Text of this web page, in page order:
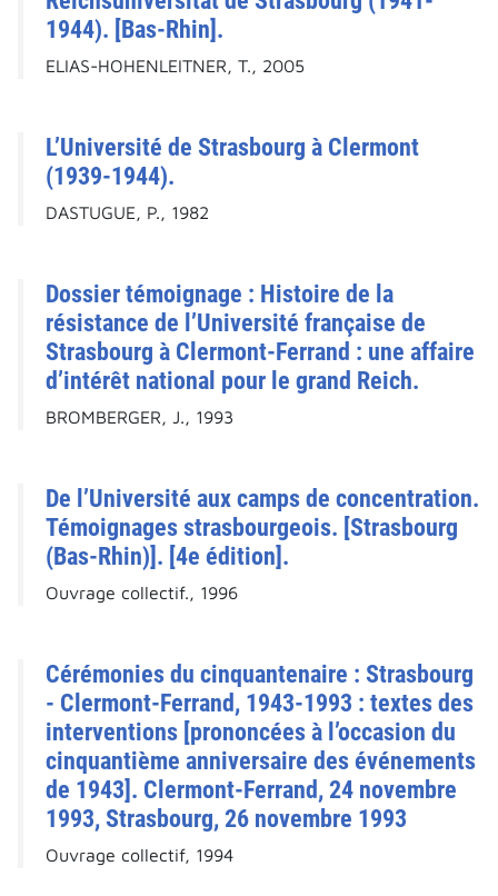
1944). [Bas-Rhin].
ELIAS-HOHENLEITNER, T., 2005
L’Université de Strasbourg à Clermont
(1939-1944).
DASTUGUE, P., 1982
Dossier témoignage : Histoire de la
résistance de l’Université française de
Strasbourg à Clermont-Ferrand : une affaire
d’intérêt national pour le grand Reich.
BROMBERGER, J., 1993
De l’Université aux camps de concentration.
Témoignages strasbourgeois. [Strasbourg
(Bas-Rhin)]. [4e édition].
Ouvrage collectif., 1996
Cérémonies du cinquantenaire : Strasbourg
- Clermont-Ferrand, 1943-1993 : textes des
interventions [prononcées à l’occasion du
cinquantième anniversaire des événements
de 1943]. Clermont-Ferrand, 24 novembre
1993, Strasbourg, 26 novembre 1993
Ouvrage collectif, 1994